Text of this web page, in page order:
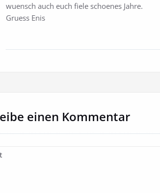
wuensch auch euch fiele schoenes Jahre.
Gruess Enis
einen Kommentar